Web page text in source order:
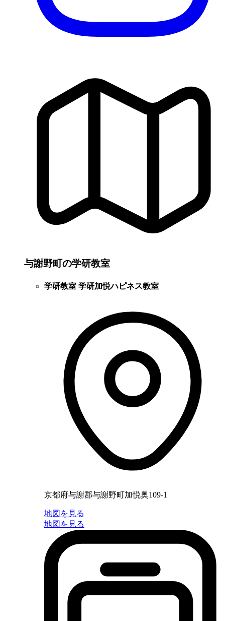
与謝野町の学研教室
学研教室 学研加悦ハピネス教室
京都府与謝郡与謝野町加悦奥109-1
地図を見る
地図を見る